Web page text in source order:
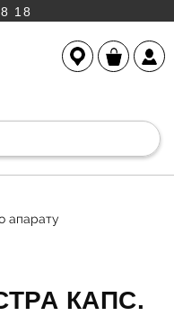
18
апарату
КАПС.